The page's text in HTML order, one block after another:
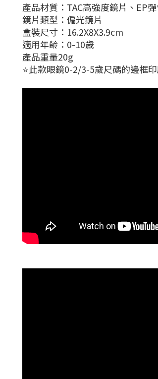
產品材質：TAC高強度鏡片、EP
鏡片類型：偏光鏡片
盒裝尺寸：16.2X8X3.9cm
適用年齡：0-10歲
產品重量20g
⭐此款眼鏡0-2/3-5歲尺碼的邊框